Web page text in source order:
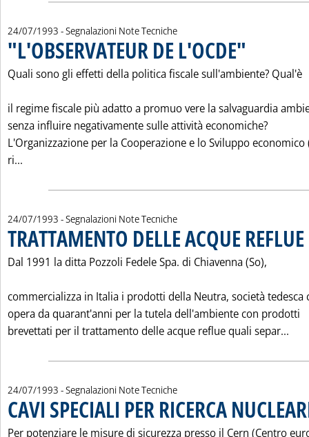
24/07/1993 - Segnalazioni Note Tecniche
"L'OBSERVATEUR DE L'OCDE"
Quali sono gli effetti della politica fiscale sull'ambiente? Qual'è
il regime fiscale più adatto a promuo vere la salvaguardia
senza influire negativamente sulle attività economiche?
L'Organizzazione per la Cooperazione e lo Sviluppo economico
ri...
24/07/1993 - Segnalazioni Note Tecniche
TRATTAMENTO DELLE ACQUE REFLUE
Dal 1991 la ditta Pozzoli Fedele Spa. di Chiavenna (So),
commercializza in Italia i prodotti della Neutra, società tedesca
opera da quarant'anni per la tutela dell'ambiente con prodotti
brevettati per il trattamento delle acque reflue quali separ...
24/07/1993 - Segnalazioni Note Tecniche
CAVI SPECIALI PER RICERCA
Per potenziare le misure di sicurezza presso il Cern (Centro